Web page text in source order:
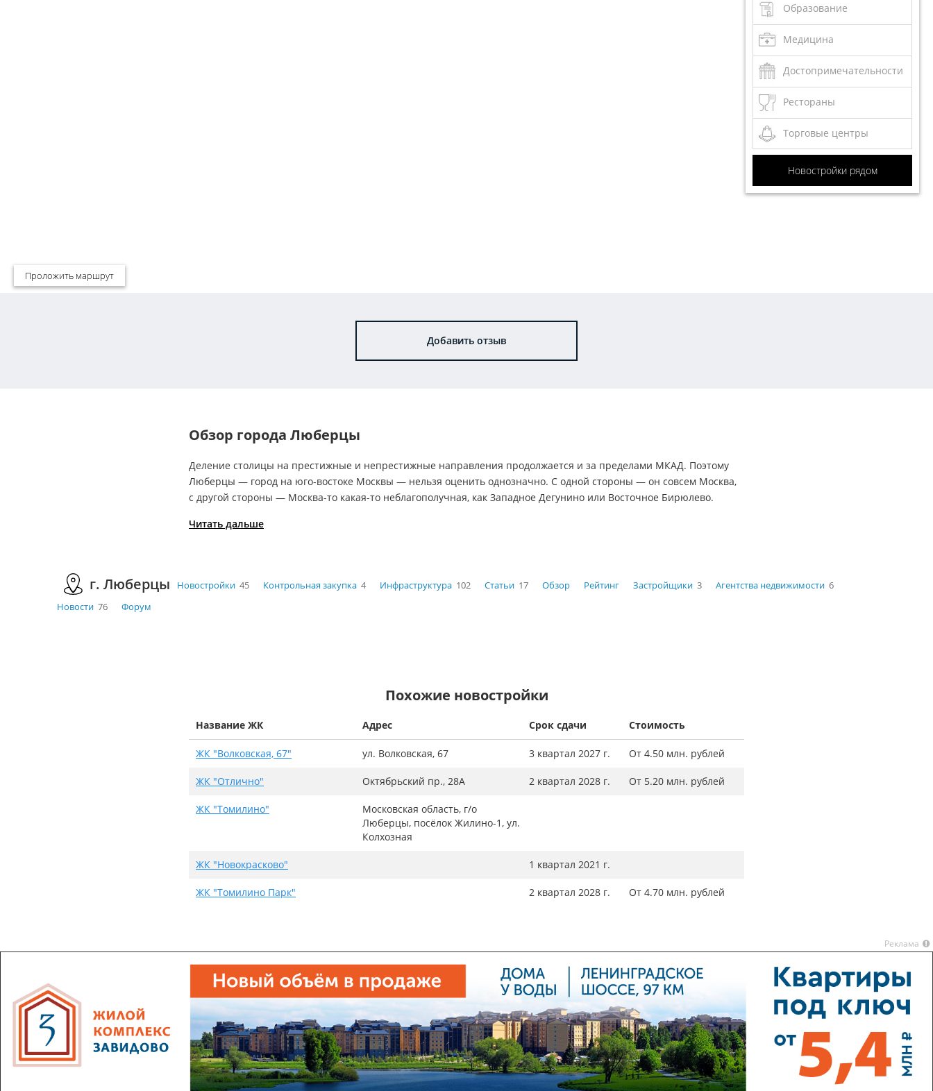
Образование
Медицина
Достопримечательности
Рестораны
Торговые центры
Новостройки рядом
Проложить маршрут
Добавить отзыв
Обзор города Люберцы
Деление столицы на престижные и непрестижные направления продолжается и за пределами МКАД. Поэтому
Люберцы — город на юго-востоке Москвы — нельзя оценить однозначно. С одной стороны — он совсем Москва,
с другой стороны — Москва-то какая-то неблагополучная, как Западное Дегунино или Восточное Бирюлево.
Читать дальше
г. Люберцы Новостройки 45 Контрольная закупка 4 Инфраструктура 102 Статьи 17 Обзор Рейтинг Застройщики 3 Агентства недвижимости 6
Новости 76 Форум
Похожие новостройки
Название ЖК Адрес Срок сдачи Стоимость
ЖК "Волковская, 67" ул. Волковская, 67 3 квартал 2027 г. От 4.50 млн. рублей
ЖК "Отлично" Октябрьский пр., 28А 2 квартал 2028 г. От 5.20 млн. рублей
ЖК "Томилино"
Московская область, г/о
Люберцы, посёлок Жилино-1, ул.
Колхозная
ЖК "Новокрасково" 1 квартал 2021 г.
ЖК "Томилино Парк" 2 квартал 2028 г. От 4.70 млн. рублей
Реклама